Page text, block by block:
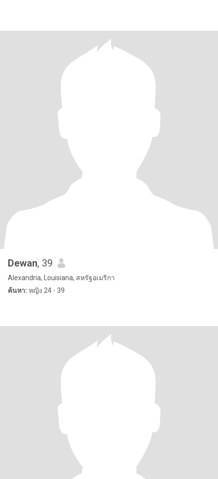
Dewan, 39
Alexandria, Louisiana, สหรัฐอเมริกา
ค้นหา: หญิง 24 - 39